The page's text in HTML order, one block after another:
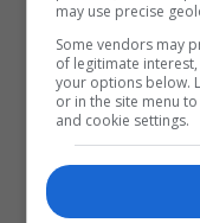
may use precise
Some vendors may
of legitimate
your options below.
or in the site menu
and cookie settings.